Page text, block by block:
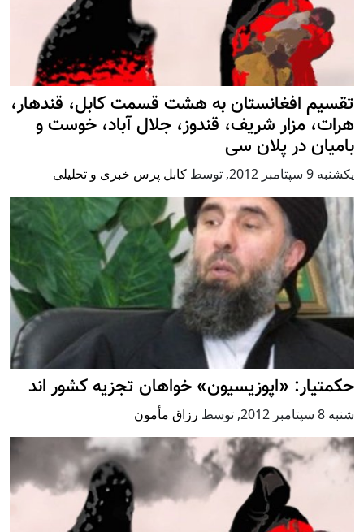
تقسیم افغانستان به هشت قسمت کابل، قندهار،
هرات، مزار شریف، قندوز، جلال آباد، خوست و
بامیان در پلان سی
يكشنبه 9 سپتامبر 2012 , توسط کابل پرس خبری و تحلیلی
حکمتیار: «اپوزیسیون» خواهان تجزیه کشور اند
شنبه 8 سپتامبر 2012 , توسط رزاق مأمون